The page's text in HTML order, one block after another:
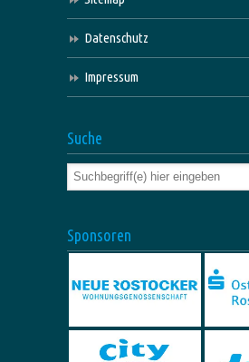
Datenschutz
Impressum
Suche
Sponsoren